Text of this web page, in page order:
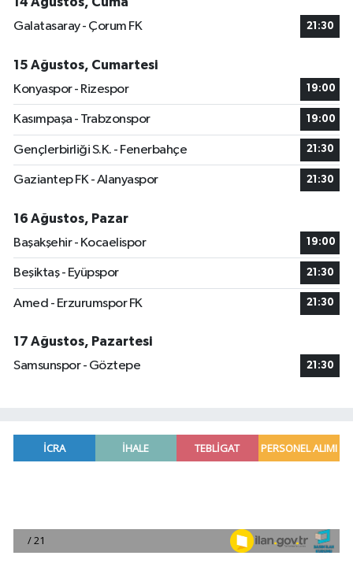
Galatasaray - Çorum FK
21:30
15 Ağustos, Cumartesi
Konyaspor - Rizespor
19:00
Kasımpaşa - Trabzonspor 19:00
Gençlerbirliği S.K. - Fenerbahçe 21:30
Gaziantep FK - Alanyaspor 21:30
16 Ağustos, Pazar
Başakşehir - Kocaelispor
19:00
Beşiktaş - Eyüpspor 21:30
Amed - Erzurumspor FK 21:30
17 Ağustos, Pazartesi
Samsunspor - Göztepe
21:30
00:05 |
Adana'da silahlı saldırıda 3 kişi yaralandı